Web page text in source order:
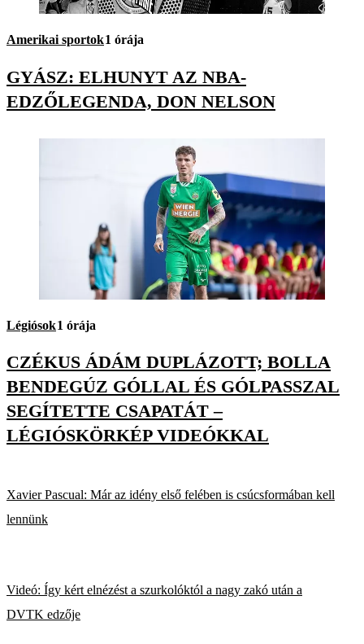
Amerikai sportok1 órája
GYÁSZ: ELHUNYT AZ NBA-
EDZŐLEGENDA, DON NELSON
Légiósok1 órája
CZÉKUS ÁDÁM DUPLÁZOTT; BOLLA
BENDEGÚZ GÓLLAL ÉS GÓLPASSZAL
SEGÍTETTE CSAPATÁT –
LÉGIÓSKÖRKÉP VIDEÓKKAL
Xavier Pascual: Már az idény első felében is csúcsformában kell
lennünk
Videó: Így kért elnézést a szurkolóktól a nagy zakó után a
DVTK edzője